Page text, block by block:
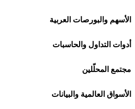
افاتريد AvaTrade
اكسنس Exness
منصة بينانس
شركات تداول في السعودية
شركات تداول في الإمارات
شركات تداول في الكويت
شركات تداول في قطر
الأسهم والبورصات العربية
🌍 كل البورصات العربية
🇸🇦 السوق السعودية
🇦🇪 أسواق الإمارات
أدوات التداول والحاسبات
🕌 حاسبة الزكاة
💱 محول العملات
مجتمع المحلّلين
🧱 حائط المجتمع
الأسواق العالمية والبيانات